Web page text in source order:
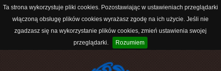
Ta strona wykorzystuje pliki cookies. Pozostawiając w ustawieniach przeglądarki
włączoną obsługę plików cookies wyrażasz zgodę na ich użycie. Jeśli nie
zgadzasz się na wykorzystanie plików cookies, zmień ustawienia swojej
przeglądarki.
Rozumiem